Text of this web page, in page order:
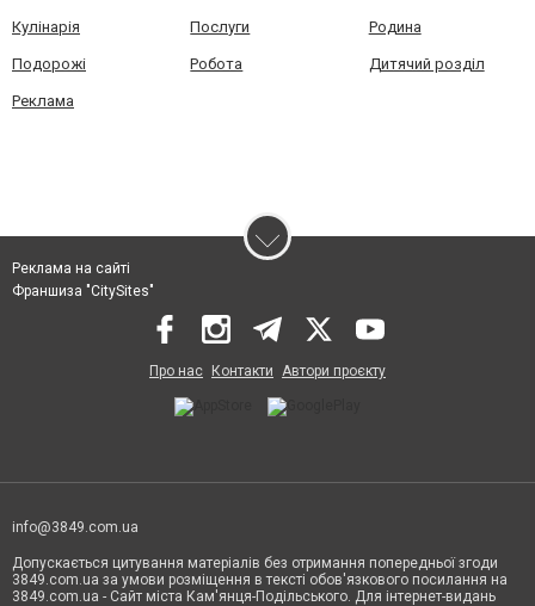
Кулінарія Послуги Родина
Подорожі Робота Дитячий розділ
Реклама
Реклама на сайті
Франшиза "CitySites"
Про нас Контакти Автори проєкту
info@3849.com.ua
Допускається цитування матеріалів без отримання попередньої згоди
3849.com.ua за умови розміщення в тексті обов'язкового посилання на
3849.com.ua - Сайт міста Кам'янця-Подільського. Для інтернет-видань